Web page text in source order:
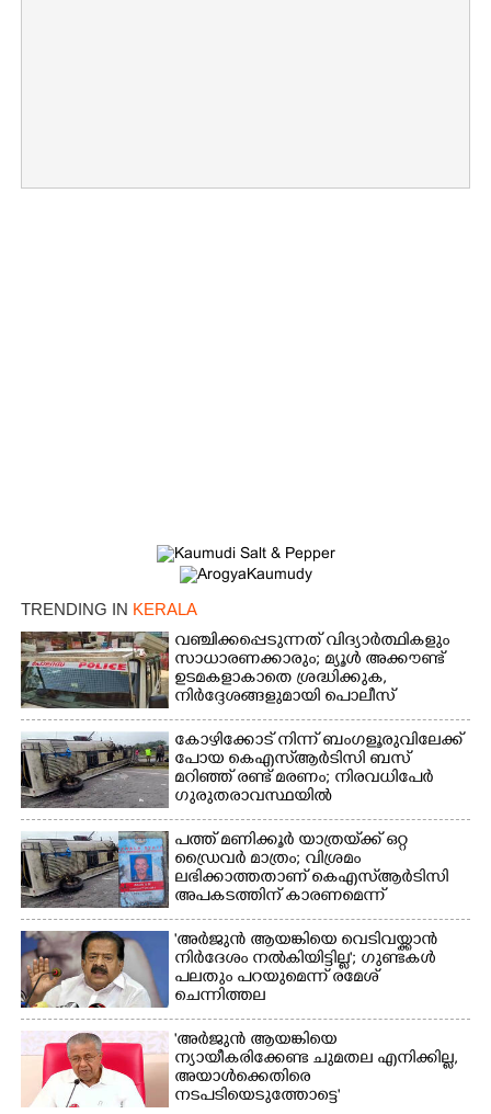
TRENDING IN KERALA
വഞ്ചിക്കപ്പെടുന്നത് വിദ്യാർത്ഥികളും
സാധാരണക്കാരും; മ്യൂൾ അക്കൗണ്ട്
ഉടമകളാകാതെ ശ്രദ്ധിക്കുക,
നിർദ്ദേശങ്ങളുമായി പൊലീസ്
കോഴിക്കോട് നിന്ന് ബംഗളൂരുവിലേക്ക്
പോയ കെഎസ്‌ആർടിസി ബസ്
മറിഞ്ഞ് രണ്ട് മരണം; നിരവധിപേർ
ഗുരുതരാവസ്ഥയിൽ
പത്ത് മണിക്കൂർ യാത്രയ്‌ക്ക് ഒറ്റ
ഡ്രൈവർ മാത്രം; വിശ്രമം
ലഭിക്കാത്തതാണ് കെഎസ്‌ആർടിസി
അപകടത്തിന് കാരണമെന്ന്
വിമർശനം
'അർജുൻ ആയങ്കിയെ വെടിവയ്ക്കാൻ
നിർദേശം നൽകിയിട്ടില്ല'; ഗുണ്ടകൾ
പലതും പറയുമെന്ന് രമേശ്
ചെന്നിത്തല
'അർജുൻ ആയങ്കിയെ
ന്യായീകരിക്കേണ്ട ചുമതല എനിക്കില്ല,
അയാൾക്കെതിരെ
നടപടിയെടുത്തോട്ടെ'